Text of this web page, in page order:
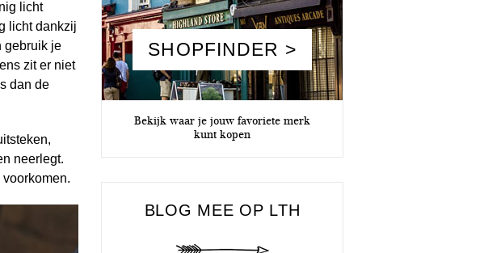
licht
licht dankzij
gebruik je
zit er niet
dan de
neerlegt.
SHOPFINDER >
Bekijk waar je jouw favoriete merk
kunt kopen
BLOG MEE OP LTH